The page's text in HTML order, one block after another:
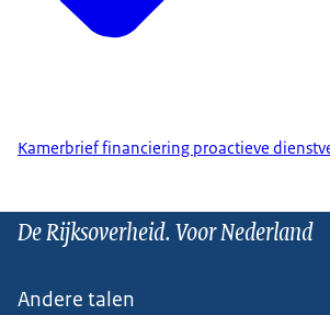
Kamerbrief financiering proactieve
De Rijksoverheid. Voor Nederland
Andere talen